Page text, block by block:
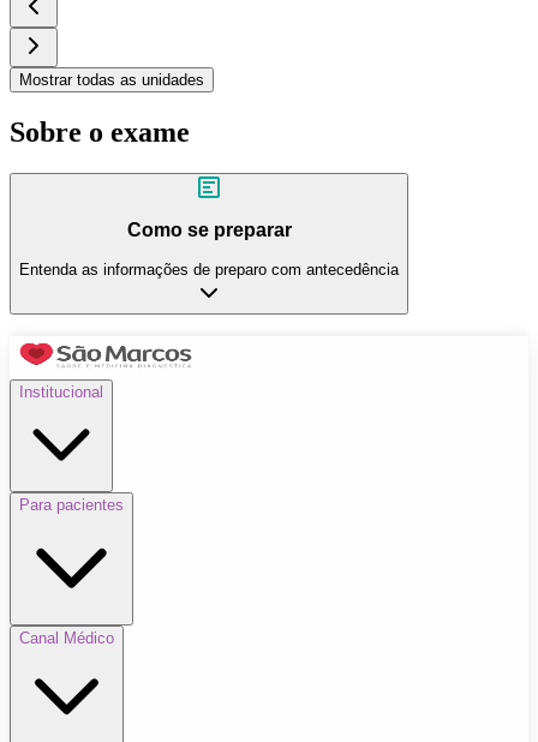
Mostrar todas as unidades
Sobre o exame
Como se preparar
Entenda as informações de preparo com antecedência
Institucional
Para pacientes
Canal Médico